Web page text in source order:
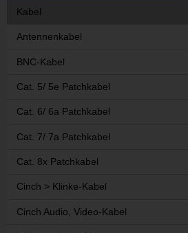
Kabel
Antennenkabel
BNC-Kabel
Cat. 5/ 5e Patchkabel
Cat. 6/ 6a Patchkabel
Cat. 7/ 7a Patchkabel
Cat. 8x Patchkabel
Cinch > Klinke-Kabel
Cinch Audio, Video-Kabel